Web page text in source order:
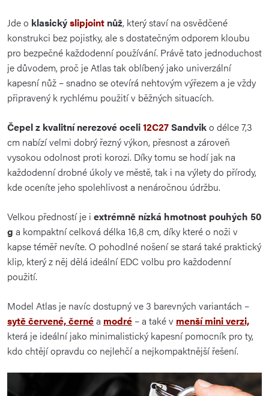
Jde o klasickýslipjoint nůž, který staví na osvědčené
konstrukci bez pojistky, ale s dostatečným odporem kloubu
pro bezpečné každodenní používání. Právě tato jednoduchost
je důvodem, proč je Atlas tak oblíbený jako univerzální
kapesní nůž – snadno se otevírá nehtovým výřezem a je vždy
připravený k rychlému použití v běžných situacích.
Čepel z kvalitní nerezové oceli12C27Sandviko délce 7,3
cm nabízí velmi dobrý řezný výkon, přesnost a zároveň
vysokou odolnost proti korozi. Díky tomu se hodí jak na
každodenní drobné úkoly ve městě, tak i na výlety do přírody,
kde oceníte jeho spolehlivost a nenáročnou údržbu.
Velkou předností je i extrémně nízká hmotnost pouhých 50
g a kompaktní celková délka 16,8 cm, díky které o noži v
kapse téměř nevíte. O pohodlné nošení se stará také praktický
klip, který z něj dělá ideální EDC volbu pro každodenní
použití.
Model Atlas je navíc dostupný ve 3 barevných variantách –
sytě červené,černéa modré – a také v menší mini verzi,
která je ideální jako minimalistický kapesní pomocník pro ty,
kdo chtějí opravdu co nejlehčí a nejkompaktnější řešení.